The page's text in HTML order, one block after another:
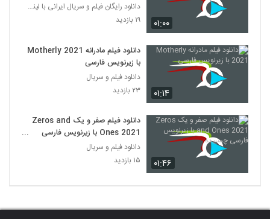
۰۱:۰۰
دانلود رایگان فیلم و سریال ایرانی با لینک مستقیم
۱۹ بازدید
۰۱:۱۴
دانلود فیلم مادرانه Motherly 2021
با زیرنویس فارسی
دانلود فیلم و سریال
۲۳ بازدید
۰۱:۴۶
دانلود فیلم صفر و یک Zeros and
Ones 2021 با زیرنویس فارسی
چسبیده
دانلود فیلم و سریال
۱۵ بازدید